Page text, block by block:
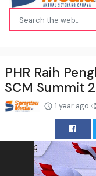
PHR Raih
SCM Summit
1 year ago